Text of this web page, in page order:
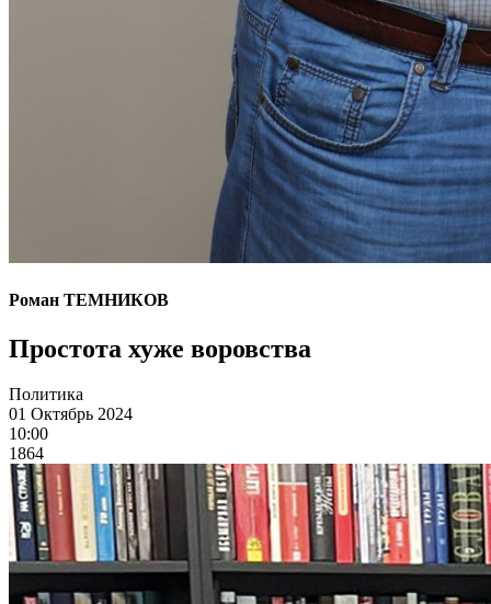
Роман ТЕМНИКОВ
Простота хуже воровства
Политика
01 Октябрь 2024
10:00
1864